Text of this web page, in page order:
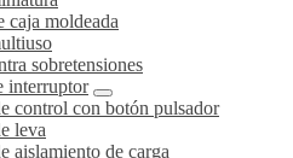
caja moldeada
sobretensiones
interruptor
control con botón pulsador
leva
aislamiento de carga